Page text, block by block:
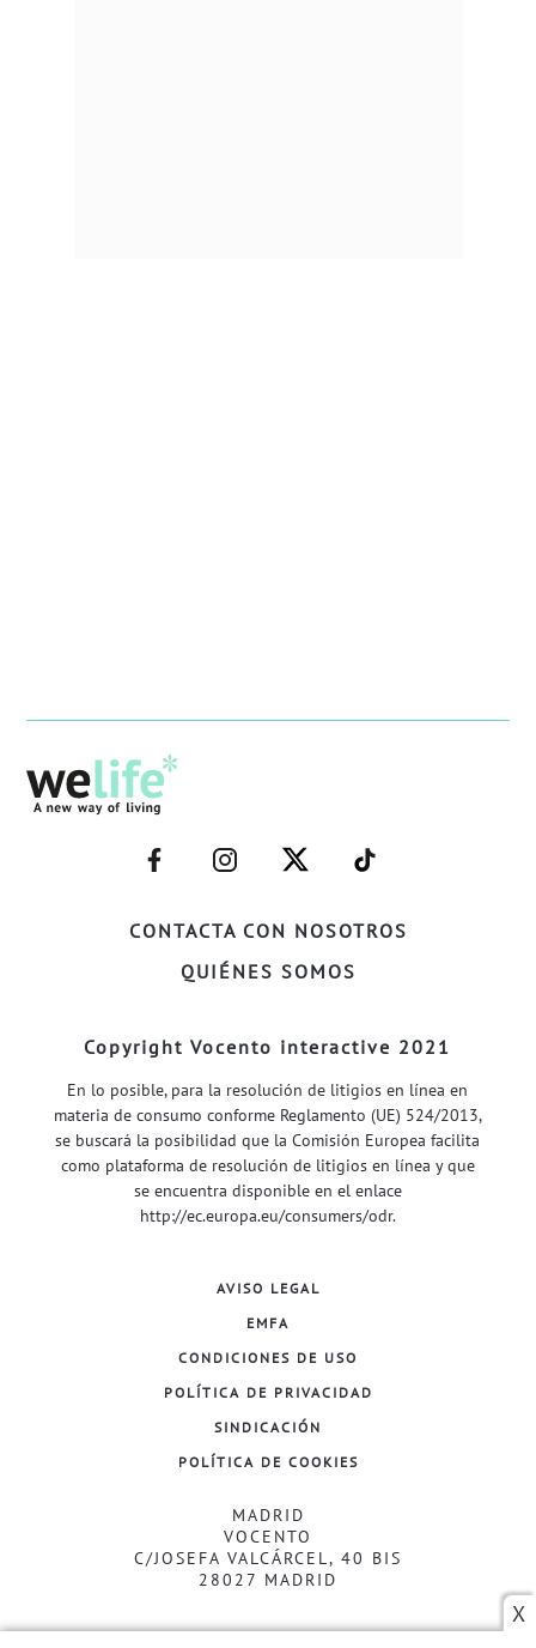
X
CONTACTA CON NOSOTROS
QUIÉNES SOMOS
–
FACEBOOK–
–
INSTAGRAM–
–
TWITTER–
–
WELIFE–
Copyright Vocento interactive 2021
En lo posible, para la resolución de litigios en línea en
materia de consumo conforme Reglamento (UE) 524/2013,
se buscará la posibilidad que la Comisión Europea facilita
como plataforma de resolución de litigios en línea y que
se encuentra disponible en el enlace
http://ec.europa.eu/consumers/odr.
AVISO LEGAL
EMFA
CONDICIONES DE USO
POLÍTICA DE PRIVACIDAD
SINDICACIÓN
POLÍTICA DE COOKIES
MADRID
VOCENTO
C/JOSEFA VALCÁRCEL, 40 BIS
28027 MADRID